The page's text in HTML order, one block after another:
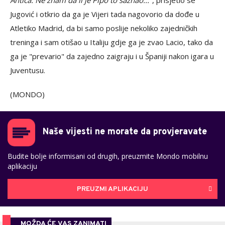
Jugović i otkrio da ga je Vijeri tada nagovorio da dođe u
Atletiko Madrid, da bi samo poslije nekoliko zajedničkih
treninga i sam otišao u Italiju gdje ga je zvao Lacio, tako da
ga je "prevario" da zajedno zaigraju i u Španiji nakon igara u
Juventusu.
(MONDO)
Naše vijesti ne morate da provjeravate
Budite bolje informisani od drugih, preuzmite Mondo mobilnu
aplikaciju
PREUZMI APLIKACIJU